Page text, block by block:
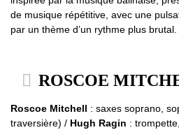
de musique répétitive, avec une
par un thème d’un rythme plus brutal.
ROSCOE
Roscoe Mitchell : saxes soprano,
traversière) / Hugh Ragin :